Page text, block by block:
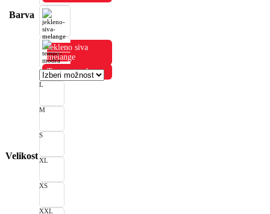
Barva
Jekleno siva
melange
Temno modra
Velikost
L
M
S
XL
XS
XXL